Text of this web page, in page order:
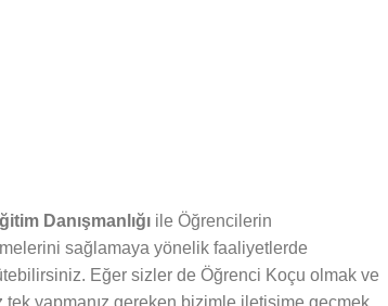
Danışmanlığı ile Öğrencilerin
sağlamaya yönelik faaliyetlerde
Eğer sizler de Öğrenci Koçu olmak ve